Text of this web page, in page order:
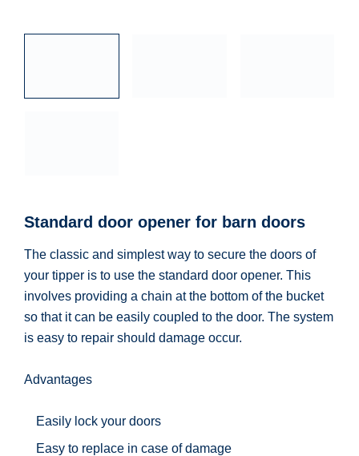
Standard door opener for barn doors
The classic and simplest way to secure the doors of
your tipper is to use the standard door opener. This
involves providing a chain at the bottom of the bucket
so that it can be easily coupled to the door. The system
is easy to repair should damage occur.
Advantages
Easily lock your doors
Easy to replace in case of damage